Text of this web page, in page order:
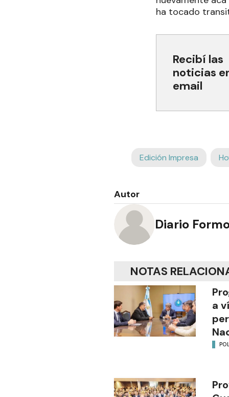
ha tocado
Recibí las
noticias
email
Edición Impresa
Autor
Diario
NOTAS
a